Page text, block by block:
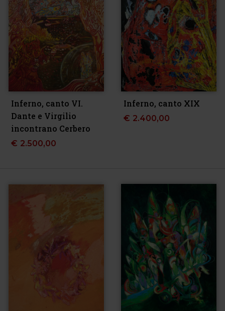
Inferno, canto VI.
Dante e Virgilio
incontrano Cerbero
€ 2.500,00
Inferno, canto XIX
€ 2.400,00